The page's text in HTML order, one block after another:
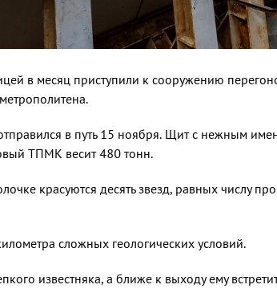
в месяц приступили к сооружению
в путь 15 ноября. Щит с нежным
ТПМК весит 480 тонн.
красуются десять звезд, равных числу
сложных геоло­гических условий.
известняка, а ближе к выходу ему